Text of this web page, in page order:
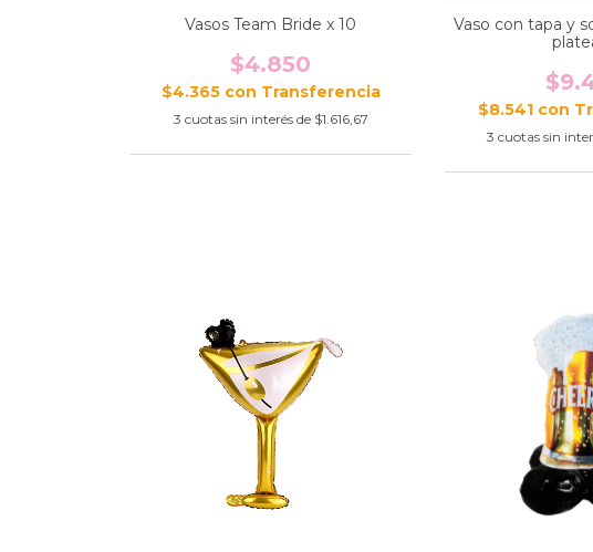
Vasos Team Bride x 10
$4.850
$4.365 con
3 cuotas sin interés de $1.616,67
Vaso con tapa y
$8.541 con
3 cuotas sin